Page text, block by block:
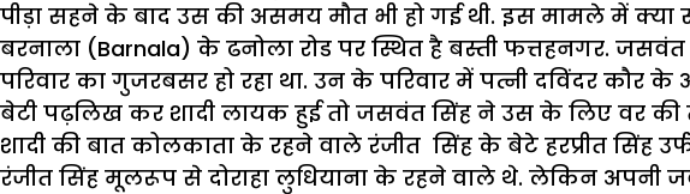
पीड़ा सहने के बाद उस की असमय मौत भी हो गई थी. इस मामले में
बरनाला (Barnala) के ढनोला रोड पर स्थित है बस्ती फत्तहनगर.
परिवार का गुजरबसर हो रहा था. उन के परिवार में पत्नी दविंदर कौर के
बेटी पढ़लिख कर शादी लायक हुई तो जसवंत सिंह ने उस के लिए वर की
शादी की बात कोलकाता के रहने वाले रंजीत सिंह के बेटे हरप्रीत सिंह
रंजीत सिंह मूलरूप से दोराहा लुधियाना के रहने वाले थे. लेकिन अपनी